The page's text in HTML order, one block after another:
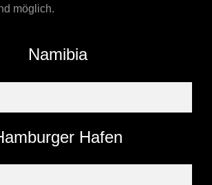
möglich.
Namibia
Hafen